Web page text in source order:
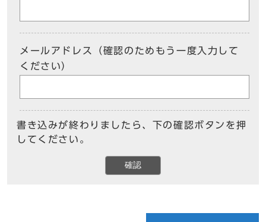
メールアドレス（確認のためもう一度入力して
ください）
書き込みが終わりましたら、下の確認ボタンを押
してください。
確認